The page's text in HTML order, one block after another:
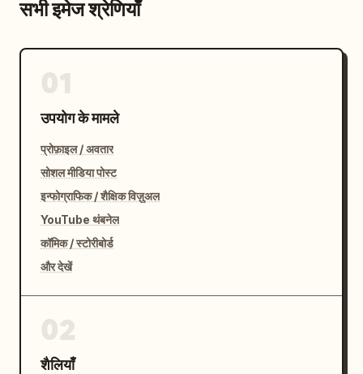
सभी इमेज श्रेणियाँ
उपयोग के मामले
प्रोफ़ाइल / अवतार
सोशल मीडिया पोस्ट
इन्फोग्राफिक / शैक्षिक विज़ुअल
YouTube थंबनेल
कॉमिक / स्टोरीबोर्ड
और देखें
शैलियाँ